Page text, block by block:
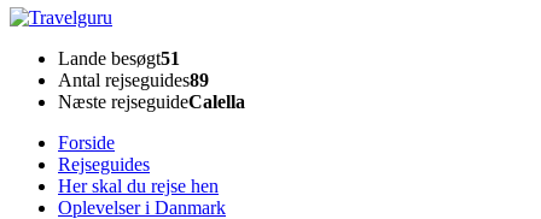
TravelguruLande besøgt51
Antal rejseguides89
Næste rejseguideCalella
Forside
Rejseguides
Her skal du rejse hen
Oplevelser i Danmark